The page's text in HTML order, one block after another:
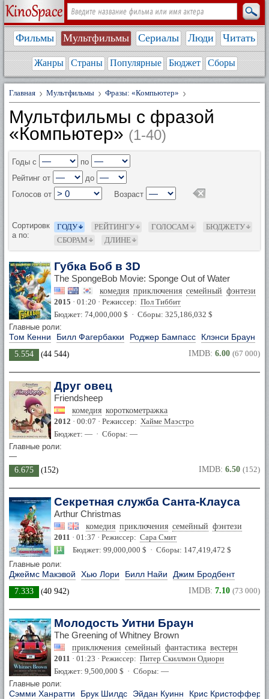
Фильмы Мультфильмы Сериалы Люди Читать
Жанры Страны Популярные Бюджет Сборы
Главная Мультфильмы Фразы: «Компьютер»
Мультфильмы с фразой
«Компьютер» (1-40)
Годы с
по
Рейтинг от
до
Голосов от
Возраст
Сортировк
а по:
ГОДУ РЕЙТИНГУ ГОЛОСАМ
БЮДЖЕТУ
СБОРАМ
ДЛИНЕ
Губка Боб в 3D
The SpongeBob Movie: Sponge Out of Water
комедия приключения семейный фэнтези
2015 · 01:20 · Режиссер: Пол Тиббит
Бюджет: 74,000,000 $ · Сборы: 325,186,032 $
Главные роли:
Том Кенни Билл Фагербакки Роджер Бампасс Клэнси Браун
5.554 (44 544) IMDB: 6.00 (67 000)
Друг овец
Friendsheep
комедия короткометражка
2012 · 00:07 · Режиссер: Хайме Маэстро
Бюджет: — · Сборы: —
Главные роли:
—
6.675
(152) IMDB: 6.50 (152)
Секретная служба Санта-Клауса
Arthur Christmas
комедия приключения семейный фэнтези
2011 · 01:37 · Режиссер: Сара Смит
Бюджет: 99,000,000 $ · Сборы: 147,419,472 $
Главные роли:
Джеймс Макэвой Хью Лори Билл Найи Джим Бродбент
7.333 (40 942) IMDB: 7.10 (73 000)
Молодость Уитни Браун
The Greening of Whitney Brown
приключения семейный фантастика вестерн
2011 · 01:23 · Режиссер: Питер Скиллмэн Одиорн
Бюджет: 9,500,000 $ · Сборы: —
Главные роли:
Сэмми Ханратти Брук Шилдс Эйдан Куинн Крис